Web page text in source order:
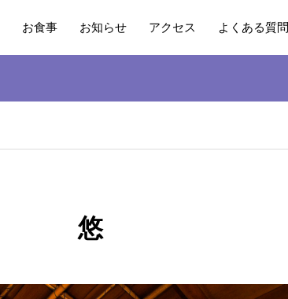
お食事 お知らせ アクセス よくある質問
悠